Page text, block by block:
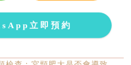
立即預約